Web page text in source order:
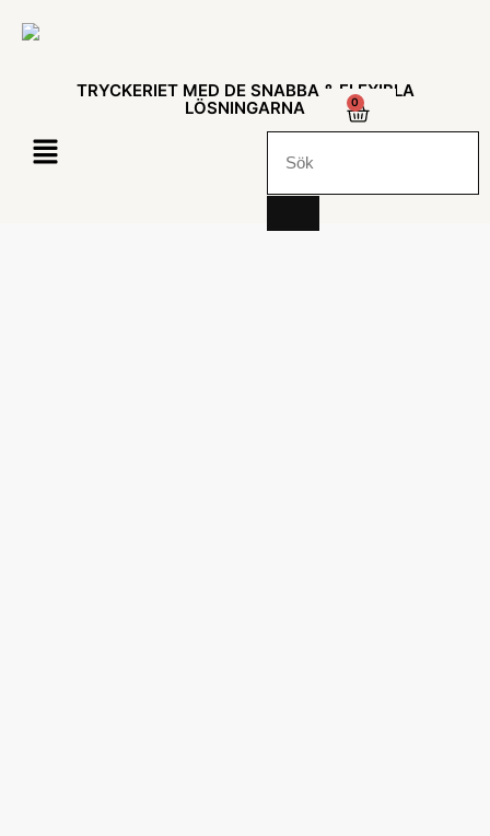
TRYCKERIET MED DE SNABBA & FLEXIBLA
LÖSNINGARNA
0